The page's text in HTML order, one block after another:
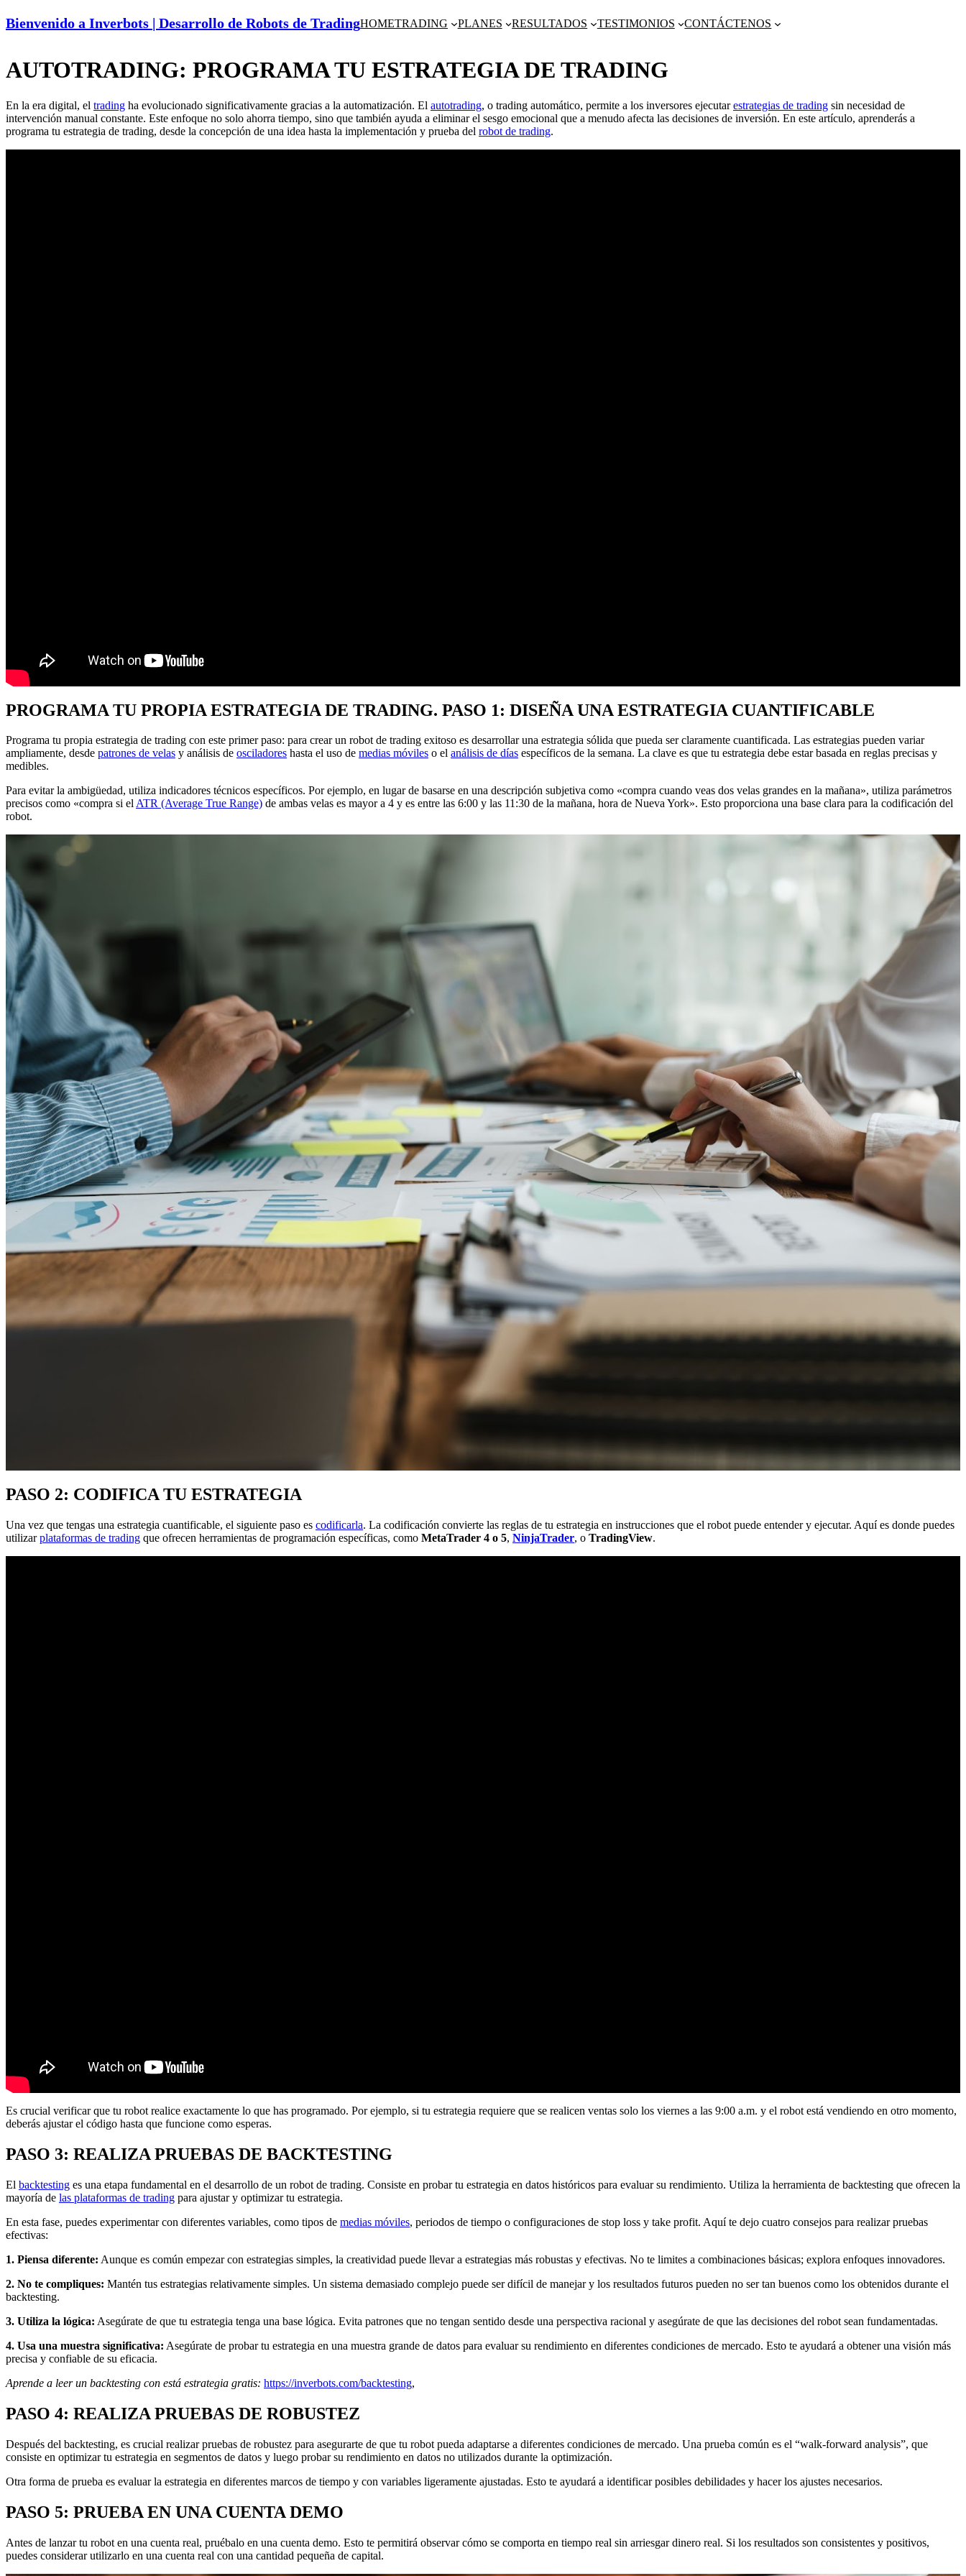
Bienvenido a Inverbots | Desarrollo de Robots de TradingHOMETRADING PLANES RESULTADOS TESTIMONIOS CONTÁCTENOS
AUTOTRADING: PROGRAMA TU ESTRATEGIA DE TRADING
En la era digital, el trading ha evolucionado significativamente gracias a la automatización. El autotrading, o trading automático, permite a los inversores ejecutarestrategias de trading sin necesidad de
intervención manual constante. Este enfoque no solo ahorra tiempo, sino que también ayuda a eliminar el sesgo emocional que a menudo afecta las decisiones de inversión. En este artículo, aprenderás a
programa tu estrategia de trading, desde la concepción de una idea hasta la implementación y prueba del robot de trading.
PROGRAMA TU PROPIA ESTRATEGIA DE TRADING. PASO 1: DISEÑA UNA ESTRATEGIA CUANTIFICABLE
Programa tu propia estrategia de trading con este primer paso: para crear un robot de trading exitoso es desarrollar una estrategia sólida que pueda ser claramente cuantificada. Las estrategias pueden variar
ampliamente, desde patrones de velas y análisis de osciladores hasta el uso de medias móviles o el análisis de días específicos de la semana. La clave es que tu estrategia debe estar basada en reglas precisas y
medibles.
Para evitar la ambigüedad, utiliza indicadores técnicos específicos. Por ejemplo, en lugar de basarse en una descripción subjetiva como «compra cuando veas dos velas grandes en la mañana», utiliza parámetros
precisos como «compra si elATR (Average True Range) de ambas velas es mayor a 4 y es entre las 6:00 y las 11:30 de la mañana, hora de Nueva York». Esto proporciona una base clara para la codificación del
robot.
PASO 2: CODIFICA TU ESTRATEGIA
Una vez que tengas una estrategia cuantificable, el siguiente paso es codificarla. La codificación convierte las reglas de tu estrategia en instrucciones que el robot puede entender y ejecutar. Aquí es donde puedes
utilizarplataformas de trading que ofrecen herramientas de programación específicas, como MetaTrader 4 o 5, NinjaTrader, o TradingView.
Es crucial verificar que tu robot realice exactamente lo que has programado. Por ejemplo, si tu estrategia requiere que se realicen ventas solo los viernes a las 9:00 a.m. y el robot está vendiendo en otro momento,
deberás ajustar el código hasta que funcione como esperas.
PASO 3: REALIZA PRUEBAS DE BACKTESTING
El backtesting es una etapa fundamental en el desarrollo de un robot de trading. Consiste en probar tu estrategia en datos históricos para evaluar su rendimiento. Utiliza la herramienta de backtesting que ofrecen la
mayoría de las plataformas de trading para ajustar y optimizar tu estrategia.
En esta fase, puedes experimentar con diferentes variables, como tipos de medias móviles, periodos de tiempo o configuraciones de stop loss y take profit. Aquí te dejo cuatro consejos para realizar pruebas
efectivas:
1. Piensa diferente: Aunque es común empezar con estrategias simples, la creatividad puede llevar a estrategias más robustas y efectivas. No te limites a combinaciones básicas; explora enfoques innovadores.
2. No te compliques: Mantén tus estrategias relativamente simples. Un sistema demasiado complejo puede ser difícil de manejar y los resultados futuros pueden no ser tan buenos como los obtenidos durante el
backtesting.
3. Utiliza la lógica: Asegúrate de que tu estrategia tenga una base lógica. Evita patrones que no tengan sentido desde una perspectiva racional y asegúrate de que las decisiones del robot sean fundamentadas.
4. Usa una muestra significativa: Asegúrate de probar tu estrategia en una muestra grande de datos para evaluar su rendimiento en diferentes condiciones de mercado. Esto te ayudará a obtener una visión más
precisa y confiable de su eficacia.
Aprende a leer un backtesting con está estrategia gratis: https://inverbots.com/backtesting,
PASO 4: REALIZA PRUEBAS DE ROBUSTEZ
Después del backtesting, es crucial realizar pruebas de robustez para asegurarte de que tu robot pueda adaptarse a diferentes condiciones de mercado. Una prueba común es el “walk-forward analysis”, que
consiste en optimizar tu estrategia en segmentos de datos y luego probar su rendimiento en datos no utilizados durante la optimización.
Otra forma de prueba es evaluar la estrategia en diferentes marcos de tiempo y con variables ligeramente ajustadas. Esto te ayudará a identificar posibles debilidades y hacer los ajustes necesarios.
PASO 5: PRUEBA EN UNA CUENTA DEMO
Antes de lanzar tu robot en una cuenta real, pruébalo en una cuenta demo. Esto te permitirá observar cómo se comporta en tiempo real sin arriesgar dinero real. Si los resultados son consistentes y positivos,
puedes considerar utilizarlo en una cuenta real con una cantidad pequeña de capital.